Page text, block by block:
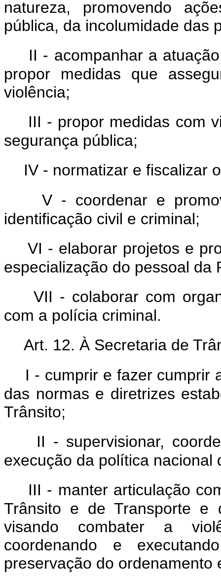
natureza, promovendo
pública, da incolumidade das
II - acompanhar a
propor medidas que
violência;
III - propor medidas com
segurança pública;
IV - normatizar e fiscalizar
V - coordenar e
identificação civil e criminal;
VI - elaborar projetos e
especialização do pessoal da
VII - colaborar com
com a polícia criminal.
Art. 12. À Secretaria de
I - cumprir e fazer cumprir
das normas e diretrizes
Trânsito;
II - supervisionar,
execução da política nacional
III - manter articulação
Trânsito e de Transporte e
visando combater a
coordenando e
preservação do ordenamento